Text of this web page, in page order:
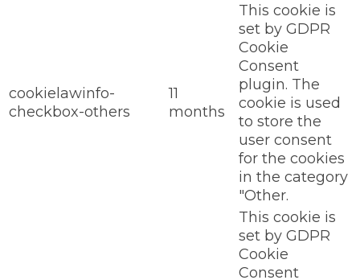
cookielawinfo-
checkbox-others
11
months
This cookie is
set by GDPR
Cookie
Consent
plugin. The
cookie is used
to store the
user consent
for the cookies
in the category
"Other.
This cookie is
set by GDPR
Cookie
Consent